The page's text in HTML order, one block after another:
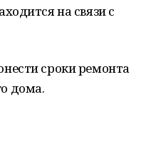
на связи с
сроки ремонта
дома.